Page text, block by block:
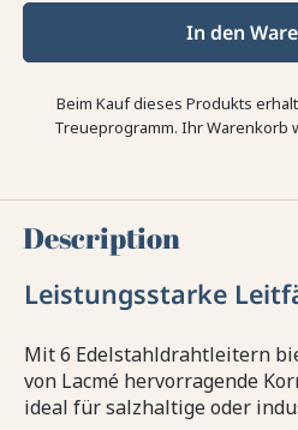
In den
Beim Kauf dieses Produkts
Treueprogramm. Ihr Warenkorb
Description
Leistungsstarke
Mit 6 Edelstahldrahtleitern
von Lacmé hervorragende
ideal für salzhaltige oder